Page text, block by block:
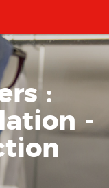
:
-